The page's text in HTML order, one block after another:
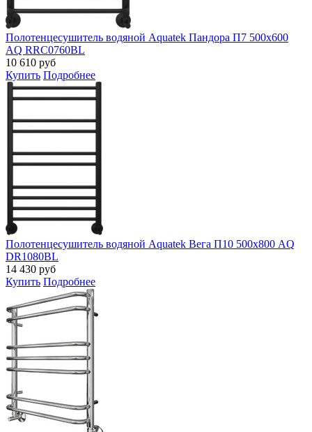
Полотенцесушитель водяной Aquatek Пандора П7 500х600
AQ RRС0760BL
10 610 руб
Купить Подробнее
Полотенцесушитель водяной Aquatek Вега П10 500х800 AQ
DR1080BL
14 430 руб
Купить Подробнее